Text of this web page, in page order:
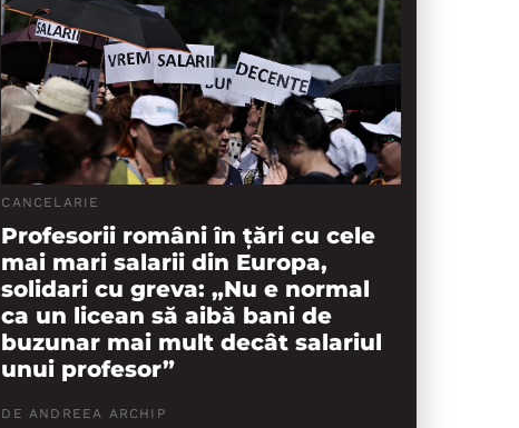
CANCELARIE
Profesorii români în țări cu cele
mai mari salarii din Europa,
solidari cu greva: „Nu e normal
ca un licean să aibă bani de
buzunar mai mult decât salariul
unui profesor”
DE ANDREEA ARCHIP